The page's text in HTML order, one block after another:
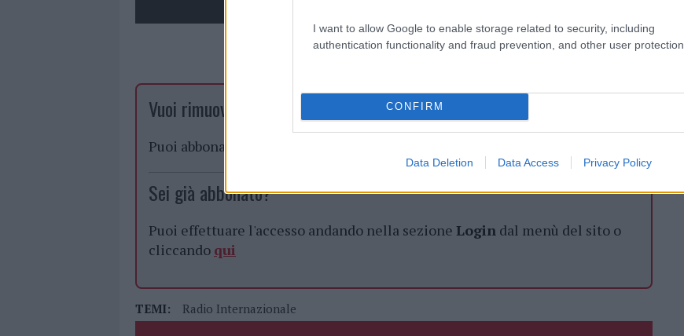
I want to allow Google to enable storage related to security, including
authentication functionality and fraud prevention, and other user protection.
CONFIRM
Data Deletion Data Access Privacy Policy
Vuoi rimuovere le pubblicità nazionali?
Puoi abbonarti a
Sei già abbonato?
Puoi effettuare l'accesso andando nella sezione Login dal menù del sito o
cliccando qui
TEMI: Radio Internazionale